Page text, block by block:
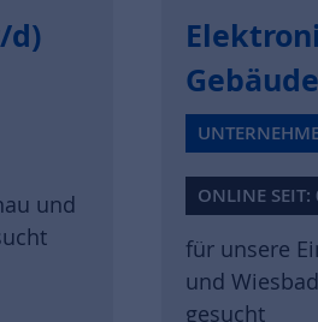
d)
und
ONLINE
für unsere
und
gesucht